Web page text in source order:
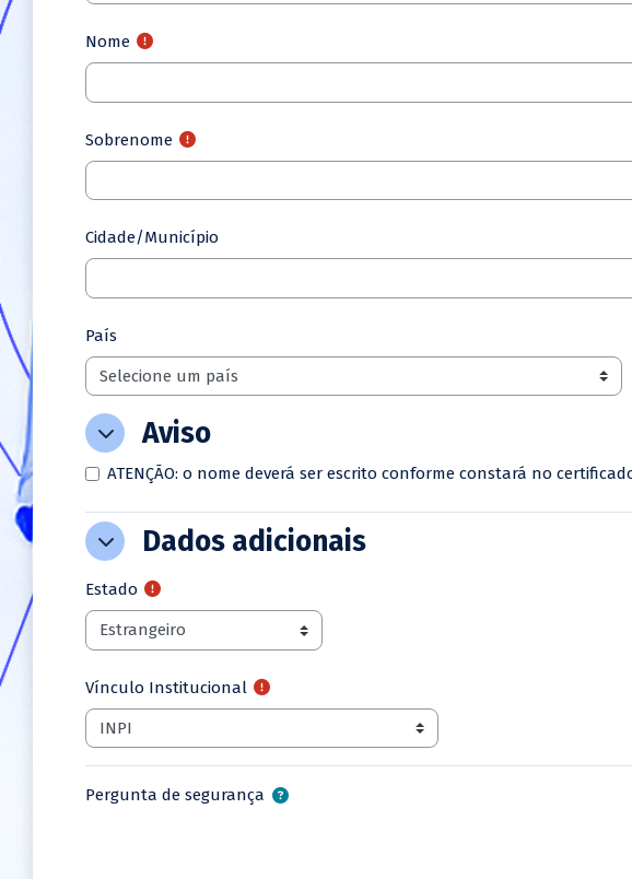
Nome
Sobrenome
Cidade/Município
País
Aviso
Aviso Aviso
ATENÇÃO: o nome deverá ser escrito conforme constará no
Dados adicionais
Dados adicionais
Dados adicionais
Estado
Vínculo Institucional
Pergunta de segurança